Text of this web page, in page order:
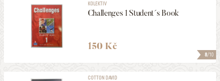
8/10
KOLEKTIV
Challenges 1 Student´s Book
150 Kč
COTTON DAVID